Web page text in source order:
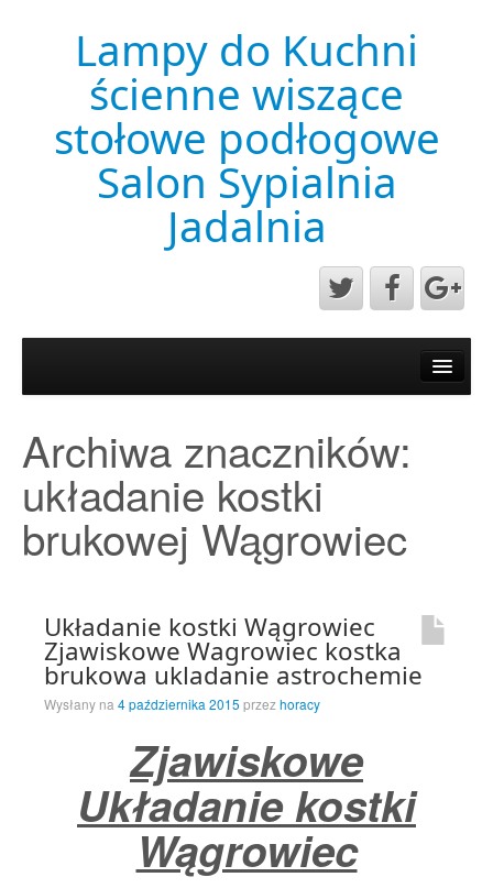
Lampy do Kuchni
ścienne wiszące
stołowe podłogowe
Salon Sypialnia
Jadalnia
Przykładowa strona
Strona Główna
Archiwa znaczników:
układanie kostki
brukowej Wągrowiec
Układanie kostki Wągrowiec
Zjawiskowe Wagrowiec kostka
brukowa ukladanie astrochemie
Wysłany na 4 października 2015 przezhoracy
Zjawiskowe
Układanie kostki
Wągrowiec